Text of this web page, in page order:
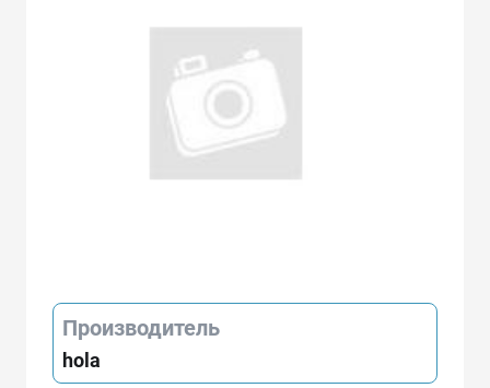
Производитель
hola